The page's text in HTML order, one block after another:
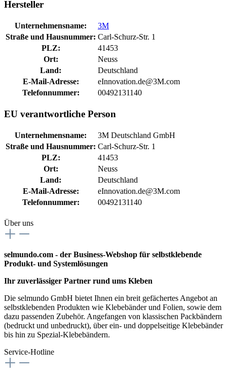
Hersteller
Unternehmensname:
3M
Straße und Hausnummer: Carl-Schurz-Str. 1
PLZ:
41453
Ort:
Neuss
Land:
Deutschland
E-Mail-Adresse:
eInnovation.de@3M.com
Telefonnummer:
00492131140
EU verantwortliche Person
Unternehmensname:
3M Deutschland GmbH
Straße und Hausnummer: Carl-Schurz-Str. 1
PLZ:
41453
Ort:
Neuss
Land:
Deutschland
E-Mail-Adresse:
eInnovation.de@3M.com
Telefonnummer:
00492131140
Über uns
selmundo.com - der Business-Webshop für selbstklebende
Produkt- und Systemlösungen
Ihr zuverlässiger Partner rund ums Kleben
Die selmundo GmbH bietet Ihnen ein breit gefächertes Angebot an
selbstklebenden Produkten wie Klebebänder und Folien, sowie dem
dazu passenden Zubehör. Angefangen von klassischen Packbändern
(bedruckt und unbedruckt), über ein- und doppelseitige Klebebänder
bis hin zu Spezial-Klebebändern.
Service-Hotline